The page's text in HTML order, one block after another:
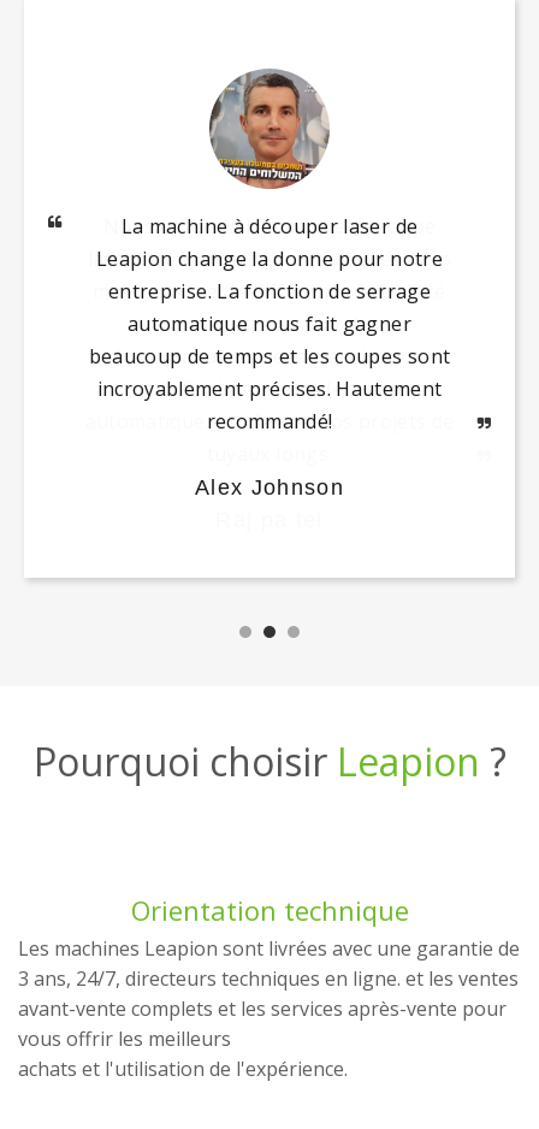
La machine à découper laser de
Leapion change la donne pour notre
entreprise. La fonction de serrage
automatique nous fait gagner
beaucoup de temps et les coupes sont
incroyablement précises. Hautement
recommandé!
Alex Johnson
Pourquoi choisir Leapion ?
Orientation technique
Les machines Leapion sont livrées avec une garantie de
3 ans, 24/7, directeurs techniques en ligne. et les ventes
avant-vente complets et les services après-vente pour
vous offrir les meilleurs
achats et l'utilisation de l'expérience.